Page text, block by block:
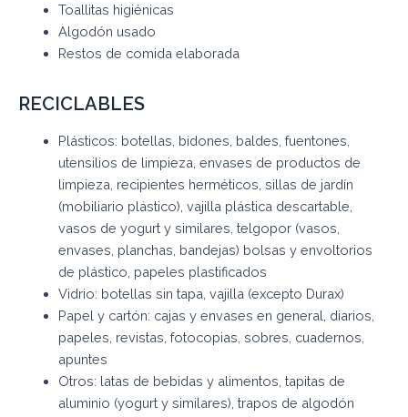
Toallitas higiénicas
Algodón usado
Restos de comida elaborada
RECICLABLES
Plásticos: botellas, bidones, baldes, fuentones,
utensilios de limpieza, envases de productos de
limpieza, recipientes herméticos, sillas de jardín
(mobiliario plástico), vajilla plástica descartable,
vasos de yogurt y similares, telgopor (vasos,
envases, planchas, bandejas) bolsas y envoltorios
de plástico, papeles plastificados
Vidrio: botellas sin tapa, vajilla (excepto Durax)
Papel y cartón: cajas y envases en general, diarios,
papeles, revistas, fotocopias, sobres, cuadernos,
apuntes
Otros: latas de bebidas y alimentos, tapitas de
aluminio (yogurt y similares), trapos de algodón